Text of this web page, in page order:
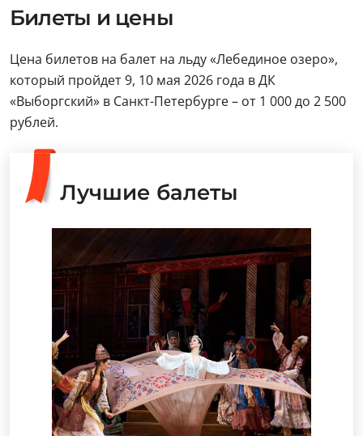
Билеты и цены
Цена билетов на балет на льду «Лебединое озеро»,
который пройдет 9, 10 мая 2026 года в ДК
«Выборгский» в Санкт-Петербурге – от 1 000 до 2 500
рублей.
Лучшие балеты